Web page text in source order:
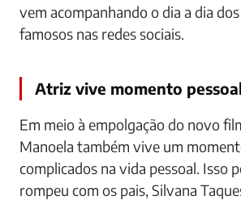
vem acompanhando o dia a dia
famosos nas redes sociais.
Atriz vive momento
Em meio à empolgação do novo
Manoela também vive um
complicados na vida pessoal. Isso
rompeu com os pais, Silvana